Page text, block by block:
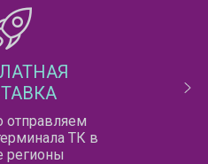
отправляем
ТК в